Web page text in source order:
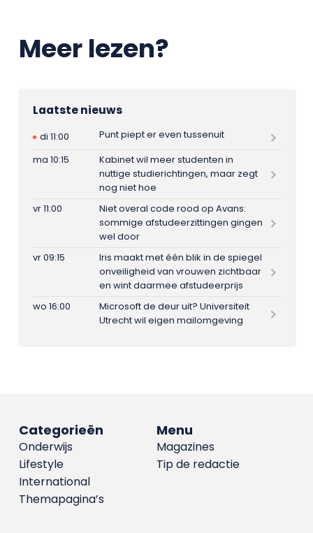
Meer lezen?
Laatste nieuws
di 11:00
Punt piept er even tussenuit
ma 10:15
Kabinet wil meer studenten in
nuttige studierichtingen, maar zegt
nog niet hoe
vr 11:00
Niet overal code rood op Avans:
sommige afstudeerzittingen gingen
wel door
vr 09:15
Iris maakt met één blik in de spiegel
onveiligheid van vrouwen zichtbaar
en wint daarmee afstudeerprijs
wo 16:00
Microsoft de deur uit? Universiteit
Utrecht wil eigen mailomgeving
Menu
Magazines
Tip de redactie
Categorieën
Onderwijs
Lifestyle
International
Themapagina’s